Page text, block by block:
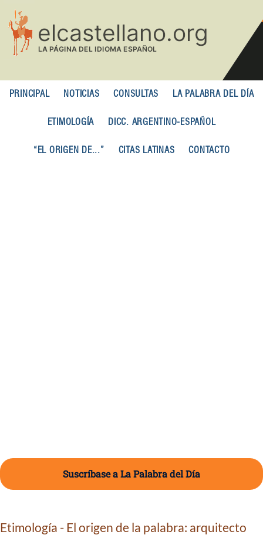
contenido
principal
PRINCIPAL NOTICIAS CONSULTAS LA PALABRA DEL DÍA
ETIMOLOGÍA DICC. ARGENTINO-ESPAÑOL
“EL ORIGEN DE...” CITAS LATINAS CONTACTO
Suscríbase a La Palabra del Día
Etimología - El origen de la palabra: arquitecto